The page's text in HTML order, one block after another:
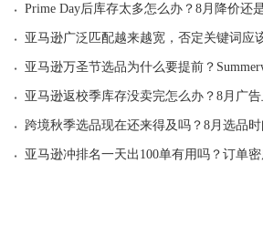
· Prime Day后库存太多怎么办？8月降价还
· 亚马逊广泛匹配越来越宽，否定关键词应
· 亚马逊万圣节选品为什么要提前？
· 亚马逊返校季库存没卖完怎么办？8月广
· 跨境秋季选品现在还来得及吗？8月选品
· 亚马逊冲排名一天出100单有用吗？订单